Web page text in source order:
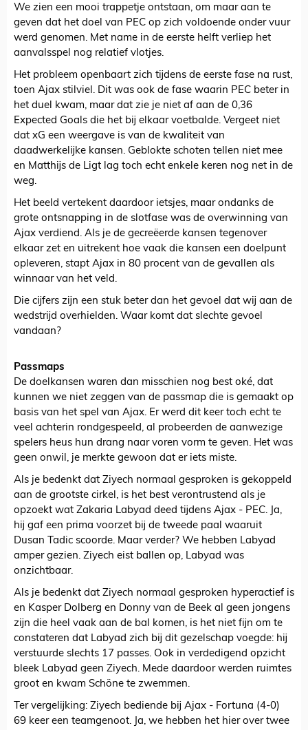
We zien een mooi trappetje ontstaan, om maar aan te
geven dat het doel van PEC op zich voldoende onder vuur
werd genomen. Met name in de eerste helft verliep het
aanvalsspel nog relatief vlotjes.
Het probleem openbaart zich tijdens de eerste fase na rust,
toen Ajax stilviel. Dit was ook de fase waarin PEC beter in
het duel kwam, maar dat zie je niet af aan de 0,36
Expected Goals die het bij elkaar voetbalde. Vergeet niet
dat xG een weergave is van de kwaliteit van
daadwerkelijke kansen. Geblokte schoten tellen niet mee
en Matthijs de Ligt lag toch echt enkele keren nog net in de
weg.
Het beeld vertekent daardoor ietsjes, maar ondanks de
grote ontsnapping in de slotfase was de overwinning van
Ajax verdiend. Als je de gecreëerde kansen tegenover
elkaar zet en uitrekent hoe vaak die kansen een doelpunt
opleveren, stapt Ajax in 80 procent van de gevallen als
winnaar van het veld.
Die cijfers zijn een stuk beter dan het gevoel dat wij aan de
wedstrijd overhielden. Waar komt dat slechte gevoel
vandaan?
Passmaps
De doelkansen waren dan misschien nog best oké, dat
kunnen we niet zeggen van de passmap die is gemaakt op
basis van het spel van Ajax. Er werd dit keer toch echt te
veel achterin rondgespeeld, al probeerden de aanwezige
spelers heus hun drang naar voren vorm te geven. Het was
geen onwil, je merkte gewoon dat er iets miste.
Als je bedenkt dat Ziyech normaal gesproken is gekoppeld
aan de grootste cirkel, is het best verontrustend als je
opzoekt wat Zakaria Labyad deed tijdens Ajax - PEC. Ja,
hij gaf een prima voorzet bij de tweede paal waaruit
Dusan Tadic scoorde. Maar verder? We hebben Labyad
amper gezien. Ziyech eist ballen op, Labyad was
onzichtbaar.
Als je bedenkt dat Ziyech normaal gesproken hyperactief is
en Kasper Dolberg en Donny van de Beek al geen jongens
zijn die heel vaak aan de bal komen, is het niet fijn om te
constateren dat Labyad zich bij dit gezelschap voegde: hij
verstuurde slechts 17 passes. Ook in verdedigend opzicht
bleek Labyad geen Ziyech. Mede daardoor werden ruimtes
groot en kwam Schöne te zwemmen.
Ter vergelijking: Ziyech bediende bij Ajax - Fortuna (4-0)
69 keer een teamgenoot. Ja, we hebben het hier over twee